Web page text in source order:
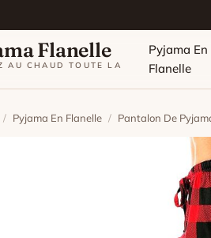
Flanelle
AU CHAUD TOUTE LA
Pyjama En
Flanelle
/ Pyjama En Flanelle / Pantalon De